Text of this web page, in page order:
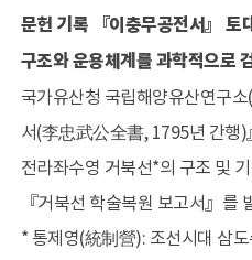
전망과 임무
운영시설
오시는길
홍보
학술활동
수중유산 발굴
수중유산 보
문헌 기록 『이충무공전서』 토
구조와 운용체계를 과학적으로
국가유산청 국립해양유산연구
서(李忠武公全書, 1795년 간행
전라좌수영 거북선*의 구조 및
『거북선 학술복원 보고서』를
* 통제영(統制營): 조선시대 삼